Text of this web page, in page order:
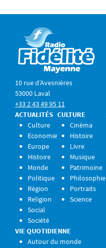
10 rue d’Avesnières
53000 Laval
+33 2 43 49 95 11
ACTUALITÉS
Culture
Economie
Europe
Histoire
Monde
Politique
Région
Religion
Social
Société
CULTURE
Cinéma
Histoire
Livre
Musique
Patrimoine
Philosophie
Portraits
Science
VIE QUOTIDIENNE
Autour du monde